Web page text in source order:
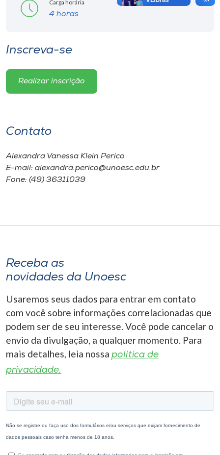
Carga horária
4 horas
Inscreva-se
Realizar inscrição
Contato
Alexandra Vanessa Klein Perico
E-mail: alexandra.perico@unoesc.edu.br
Fone: (49) 36311039
Receba as
novidades da Unoesc
Usaremos seus dados para entrar em contato
com você sobre informações correlacionadas que
podem ser de seu interesse. Você pode cancelar o
envio da divulgação, a qualquer momento. Para
mais detalhes, leia nossa política de
privacidade.